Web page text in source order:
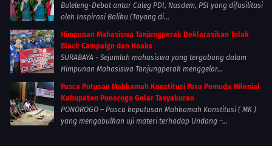
Buleleng-Debat antar Caleg PDI, Nasdem, PSI yang difasilitasi
oleh Inspirasi Baliku (Tayang di...
Himpunan Mahasiswa Tanjungperak Deklarasikan Tolak
Black Campaign dan Hoaks
SURABAYA - Sejumlah mahasiswa yang tergabung dalam
Himpunan Mahasiswa Tanjungperak menggelar...
Pasca Putusan Mahkamah Konstitusi Para Pemuda Milenial
Kabupaten Ponorogo Gelar Tasyakuran
PONOROGO – Pasca keputusan Mahkamah Konstitusi ( MK )
yang mengabulkan uji materi terhadap Undang –...